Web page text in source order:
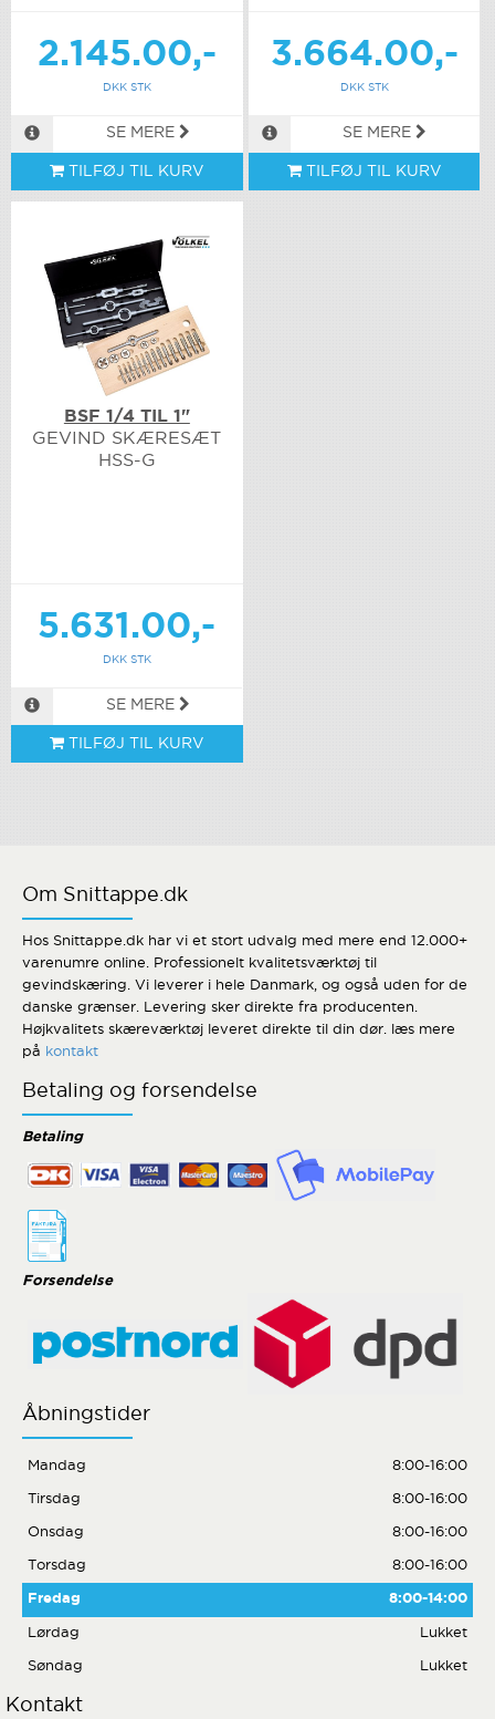
2.145.00,-
DKK STK
SE MERE
TILFØJ TIL KURV
3.664.00,-
DKK STK
SE MERE
TILFØJ TIL KURV
BSF 1/4 TIL 1"
GEVIND SKÆRESÆT
HSS-G
5.631.00,-
DKK STK
SE MERE
TILFØJ TIL KURV
Om Snittappe.dk
Hos Snittappe.dk har vi et stort udvalg med mere end 12.000+
varenumre online. Professionelt kvalitetsværktøj til
gevindskæring. Vi leverer i hele Danmark, og også uden for de
danske grænser. Levering sker direkte fra producenten.
Højkvalitets skæreværktøj leveret direkte til din dør. læs mere
på
kontakt
Betaling og forsendelse
Betaling
Forsendelse
Åbningstider
Mandag 8:00-16:00
Tirsdag 8:00-16:00
Onsdag 8:00-16:00
Torsdag 8:00-16:00
Fredag 8:00-14:00
Lørdag Lukket
Søndag Lukket
Kontakt